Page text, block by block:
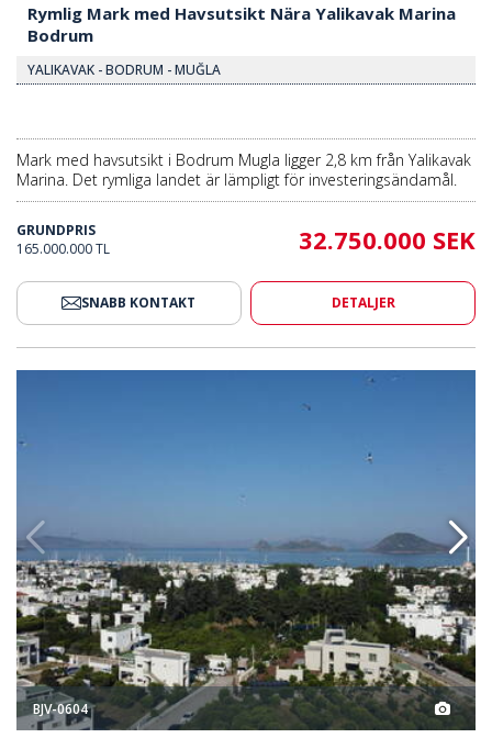
Rymlig Mark med Havsutsikt Nära Yalikavak Marina
Bodrum
YALIKAVAK - BODRUM - MUĞLA
Mark med havsutsikt i Bodrum Mugla ligger 2,8 km från Yalikavak
Marina. Det rymliga landet är lämpligt för investeringsändamål.
GRUNDPRIS
165.000.000 TL
32.750.000 SEK
SNABB KONTAKT DETALJER
Zonindelad Mark Nära Havet I
BJV-0604